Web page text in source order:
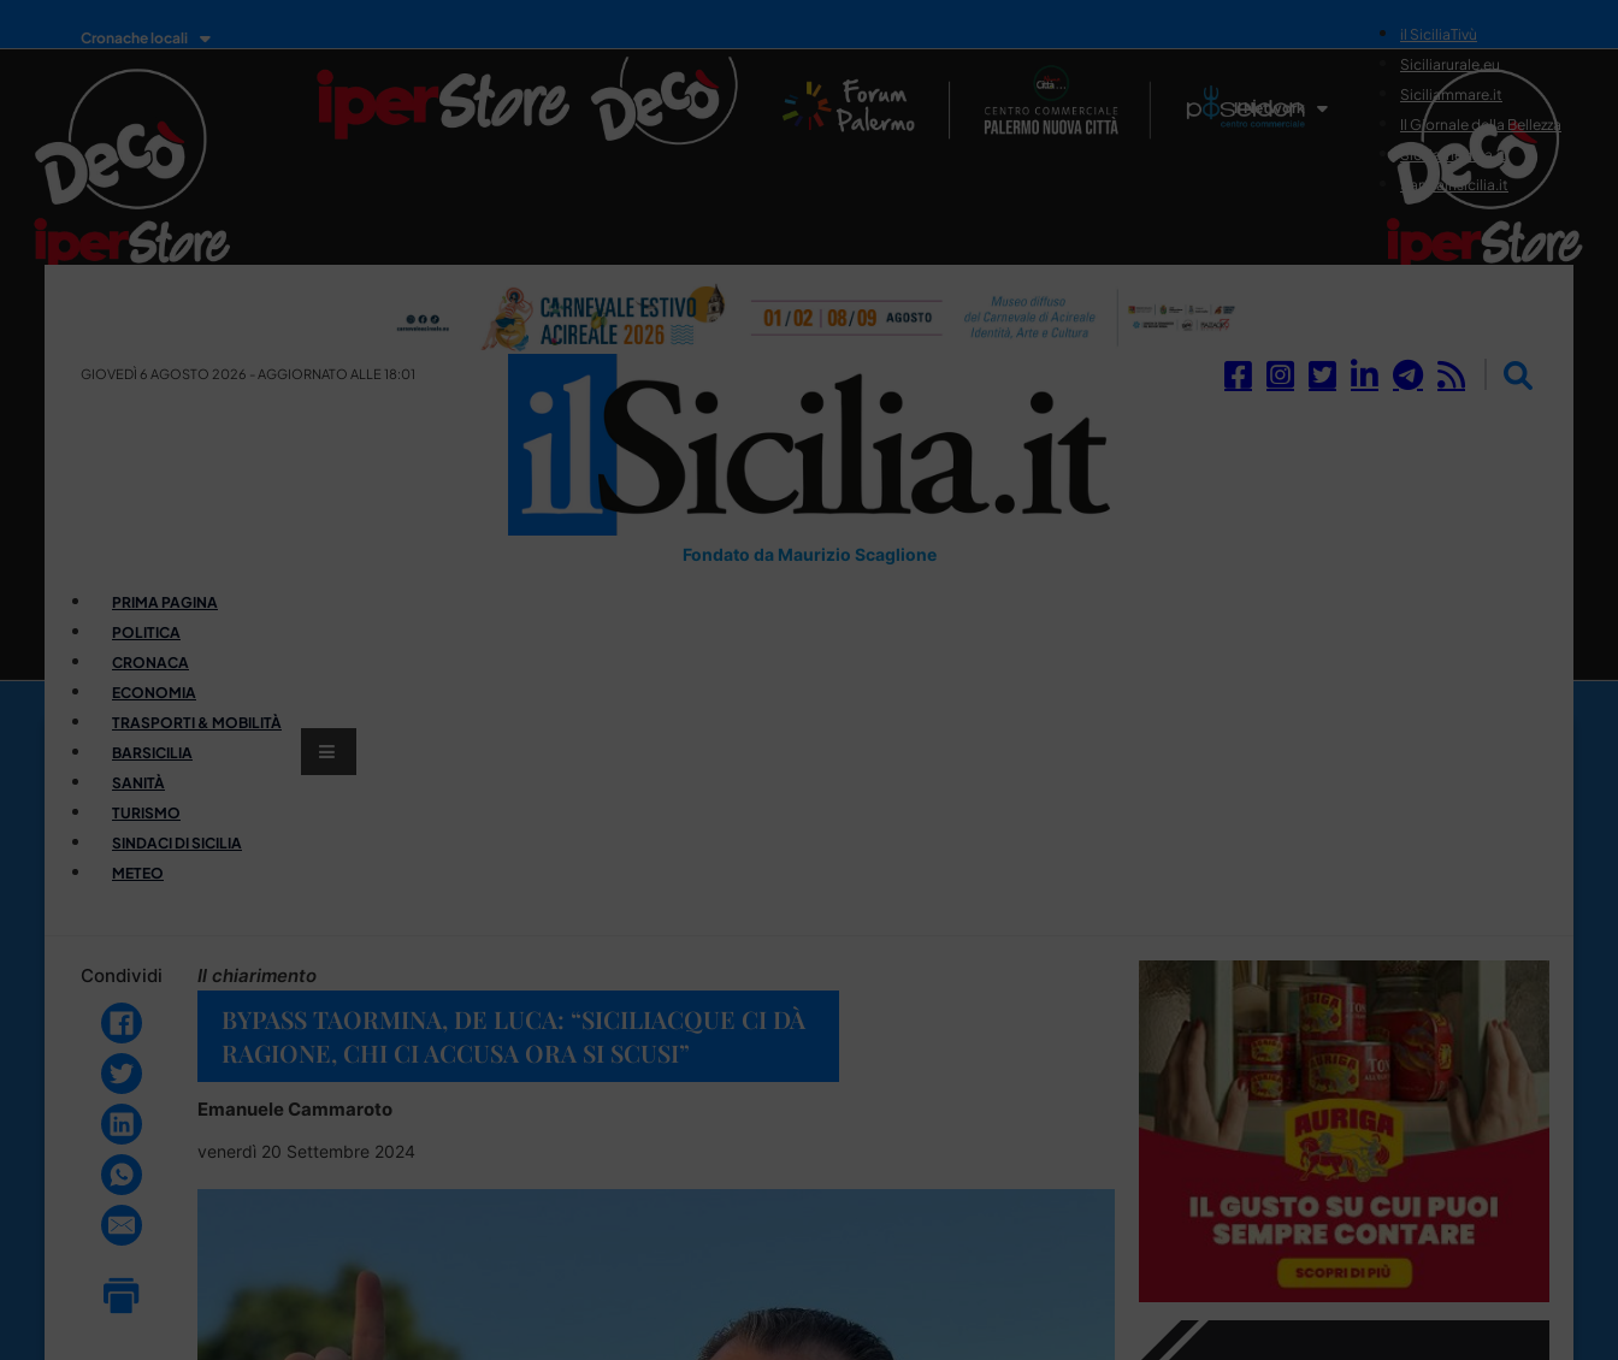
Cronache locali
Il Network
il SiciliaTivù
Siciliarurale.eu
Siciliammare.it
Il Giornale della Bellezza
Siciliamedica.it
Sanitainsicilia.it
GIOVEDÌ 6 AGOSTO 2026 - AGGIORNATO ALLE 18:01
Fondato da Maurizio Scaglione
PRIMA PAGINA
POLITICA
CRONACA
ECONOMIA
TRASPORTI & MOBILITÀ
BARSICILIA
SANITÀ
TURISMO
SINDACI DI SICILIA
METEO
Condividi Il chiarimento
BYPASS TAORMINA, DE LUCA: “SICILIACQUE CI DÀ
RAGIONE, CHI CI ACCUSA ORA SI SCUSI”
Emanuele Cammaroto
venerdì 20 Settembre 2024